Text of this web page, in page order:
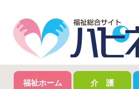
福祉ホーム 介 護